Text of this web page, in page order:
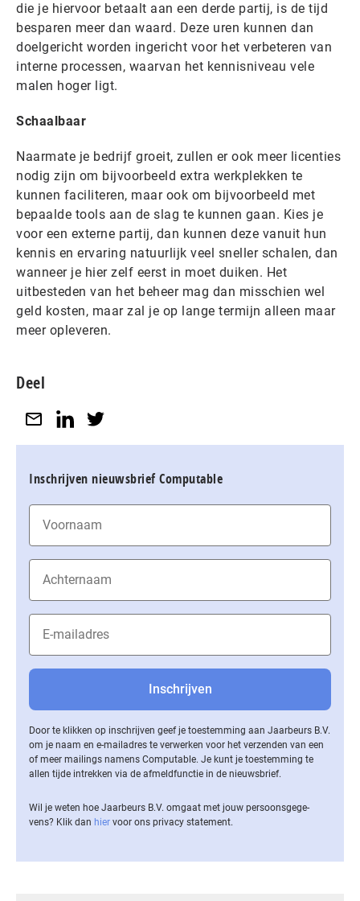
die je hiervoor betaalt aan een derde partij, is de tijd
besparen meer dan waard. Deze uren kunnen dan
doelgericht worden ingericht voor het verbeteren van
interne processen, waarvan het kennisniveau vele
malen hoger ligt.
Schaalbaar
Naarmate je bedrijf groeit, zullen er ook meer licenties
nodig zijn om bijvoorbeeld extra werkplekken te
kunnen faciliteren, maar ook om bijvoorbeeld met
bepaalde tools aan de slag te kunnen gaan. Kies je
voor een externe partij, dan kunnen deze vanuit hun
kennis en ervaring natuurlijk veel sneller schalen, dan
wanneer je hier zelf eerst in moet duiken. Het
uitbesteden van het beheer mag dan misschien wel
geld kosten, maar zal je op lange termijn alleen maar
meer opleveren.
Deel
Inschrijven nieuwsbrief Computable
Door te klikken op inschrijven geef je toestemming aan Jaarbeurs B.V.
om je naam en e-mailadres te verwerken voor het verzenden van een
of meer mailings namens Computable. Je kunt je toestemming te
allen tijde intrekken via de af­meld­func­tie in de nieuwsbrief.
Wil je weten hoe Jaarbeurs B.V. omgaat met jouw per­soons­ge­ge­
vens? Klik dan hier voor ons privacy statement.